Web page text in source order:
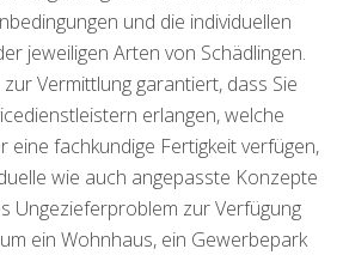
und die individuellen
jeweiligen Arten von Schädlingen.
Vermittlung garantiert, dass Sie
erlangen, welche
eine fachkundige Fertigkeit verfügen,
wie auch angepasste Konzepte
Ungezieferproblem zur Verfügung
ein Wohnhaus, ein Gewerbepark